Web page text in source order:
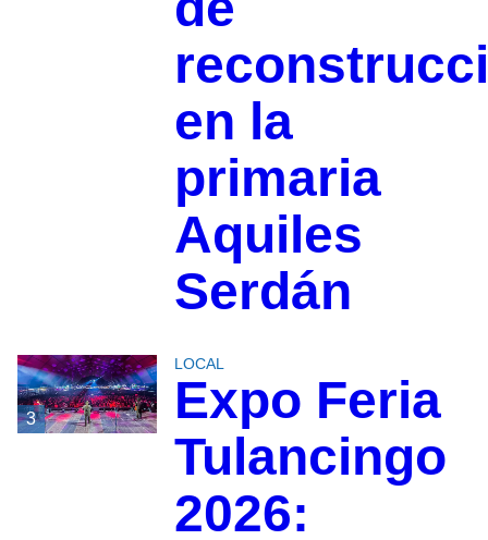
en la
primaria
Aquiles
Serdán
3
LOCAL
Expo Feria
Tulancingo
2026: